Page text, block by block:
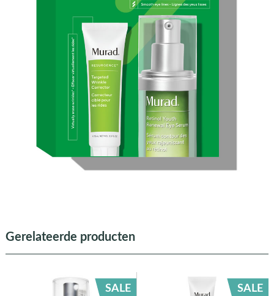
Gerelateerde producten
SALE SALE